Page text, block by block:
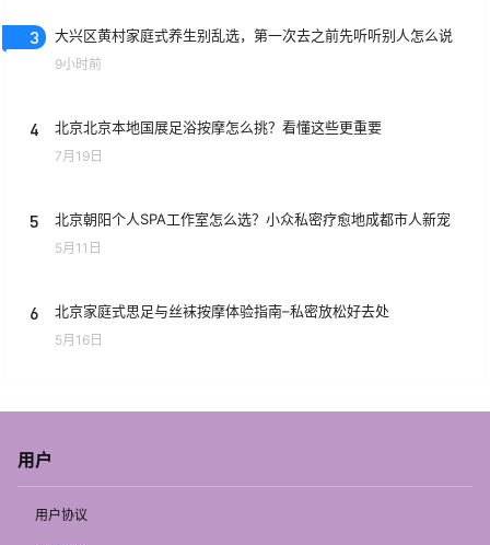
3 大兴区黄村家庭式养生别乱选，第一次去之前先听听别人怎么说
9小时前
4 北京北京本地国展足浴按摩怎么挑？看懂这些更重要
7月19日
5 北京朝阳个人SPA工作室怎么选？小众私密疗愈地成都市人新宠
5月11日
6 北京家庭式思足与丝袜按摩体验指南–私密放松好去处
5月16日
用户
用户协议